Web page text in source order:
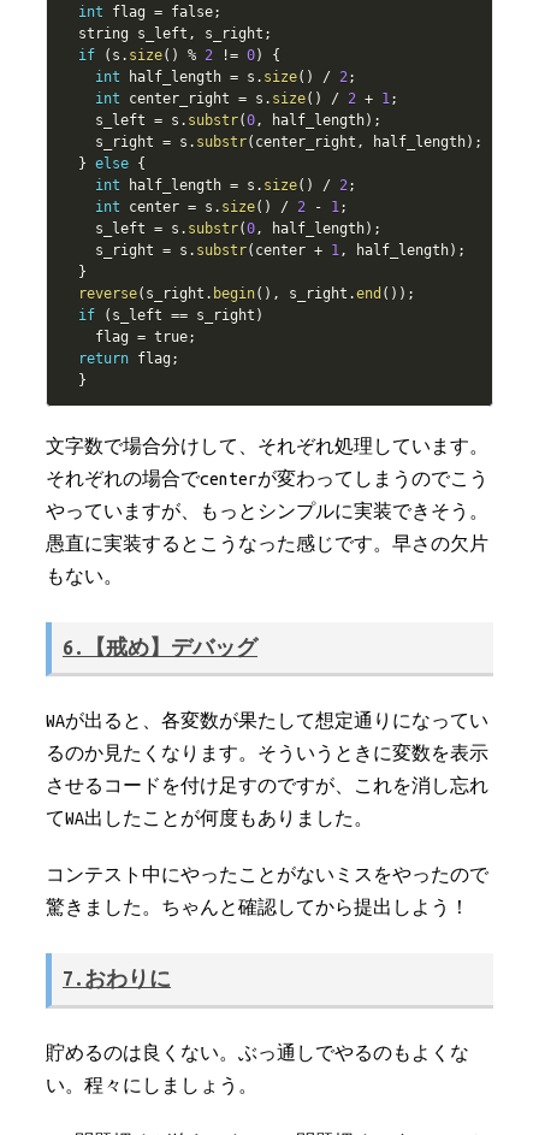
int flag = false;
  string s_left
, s_right ;
if
( s . size( ) % 2 != 0)
{
int half_length = s . size( ) / 2;
int center_right = s . size( ) / 2 + 1;
    s_left
= s . substr(0, half_length) ;
    s_right
= s . substr( center_right , half_length) ;
} else {
int half_length = s . size( ) / 2;
int center = s . size( ) / 2 - 1;
    s_left
= s . substr(0, half_length) ;
    s_right
= s . substr( center + 1, half_length) ;
}
reverse( s_right . begin( ) , s_right .end ( ) ) ;
if
( s_left == s_right )
    flag
= true;
return flag ;
}
文字数で場合分けして、それぞれ処理しています。
それぞれの場合でcenterが変わってしまうのでこう
やっていますが、もっとシンプルに実装できそう。
愚直に実装するとこうなった感じです。早さの欠片
もない。
6.【戒め】デバッグ
WAが出ると、各変数が果たして想定通りになってい
るのか見たくなります。そういうときに変数を表示
させるコードを付け足すのですが、これを消し忘れ
てWA出したことが何度もありました。
コンテスト中にやったことがないミスをやったので
驚きました。ちゃんと確認してから提出しよう！
7.おわりに
貯めるのは良くない。ぶっ通しでやるのもよくな
い。程々にしましょう。